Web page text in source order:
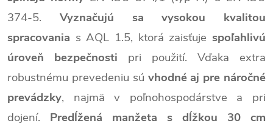
374-5. Vyznačujú sa vysokou kvalitou
spracovania s AQL 1.5, ktorá zaisťuje spoľahlivú
úroveň bezpečnosti pri použití. Vďaka extra
robustnému prevedeniu sú vhodné aj pre náročné
prevádzky, najmä v poľnohospodárstve a pri
dojení. Predĺžená manžeta s dĺžkou 30 cm